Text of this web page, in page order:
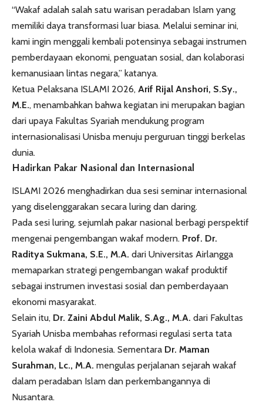
“Wakaf adalah salah satu warisan peradaban Islam yang
memiliki daya transformasi luar biasa. Melalui seminar ini,
kami ingin menggali kembali potensinya sebagai instrumen
pemberdayaan ekonomi, penguatan sosial, dan kolaborasi
kemanusiaan lintas negara,” katanya.
Ketua Pelaksana ISLAMI 2026, Arif Rijal Anshori, S.Sy.,
M.E., menambahkan bahwa kegiatan ini merupakan bagian
dari upaya Fakultas Syariah mendukung program
internasionalisasi Unisba menuju perguruan tinggi berkelas
dunia.
Hadirkan Pakar Nasional dan Internasional
ISLAMI 2026 menghadirkan dua sesi seminar internasional
yang diselenggarakan secara luring dan daring.
Pada sesi luring, sejumlah pakar nasional berbagi perspektif
mengenai pengembangan wakaf modern. Prof. Dr.
Raditya Sukmana, S.E., M.A. dari Universitas Airlangga
memaparkan strategi pengembangan wakaf produktif
sebagai instrumen investasi sosial dan pemberdayaan
ekonomi masyarakat.
Selain itu, Dr. Zaini Abdul Malik, S.Ag., M.A. dari Fakultas
Syariah Unisba membahas reformasi regulasi serta tata
kelola wakaf di Indonesia. Sementara Dr. Maman
Surahman, Lc., M.A. mengulas perjalanan sejarah wakaf
dalam peradaban Islam dan perkembangannya di
Nusantara.